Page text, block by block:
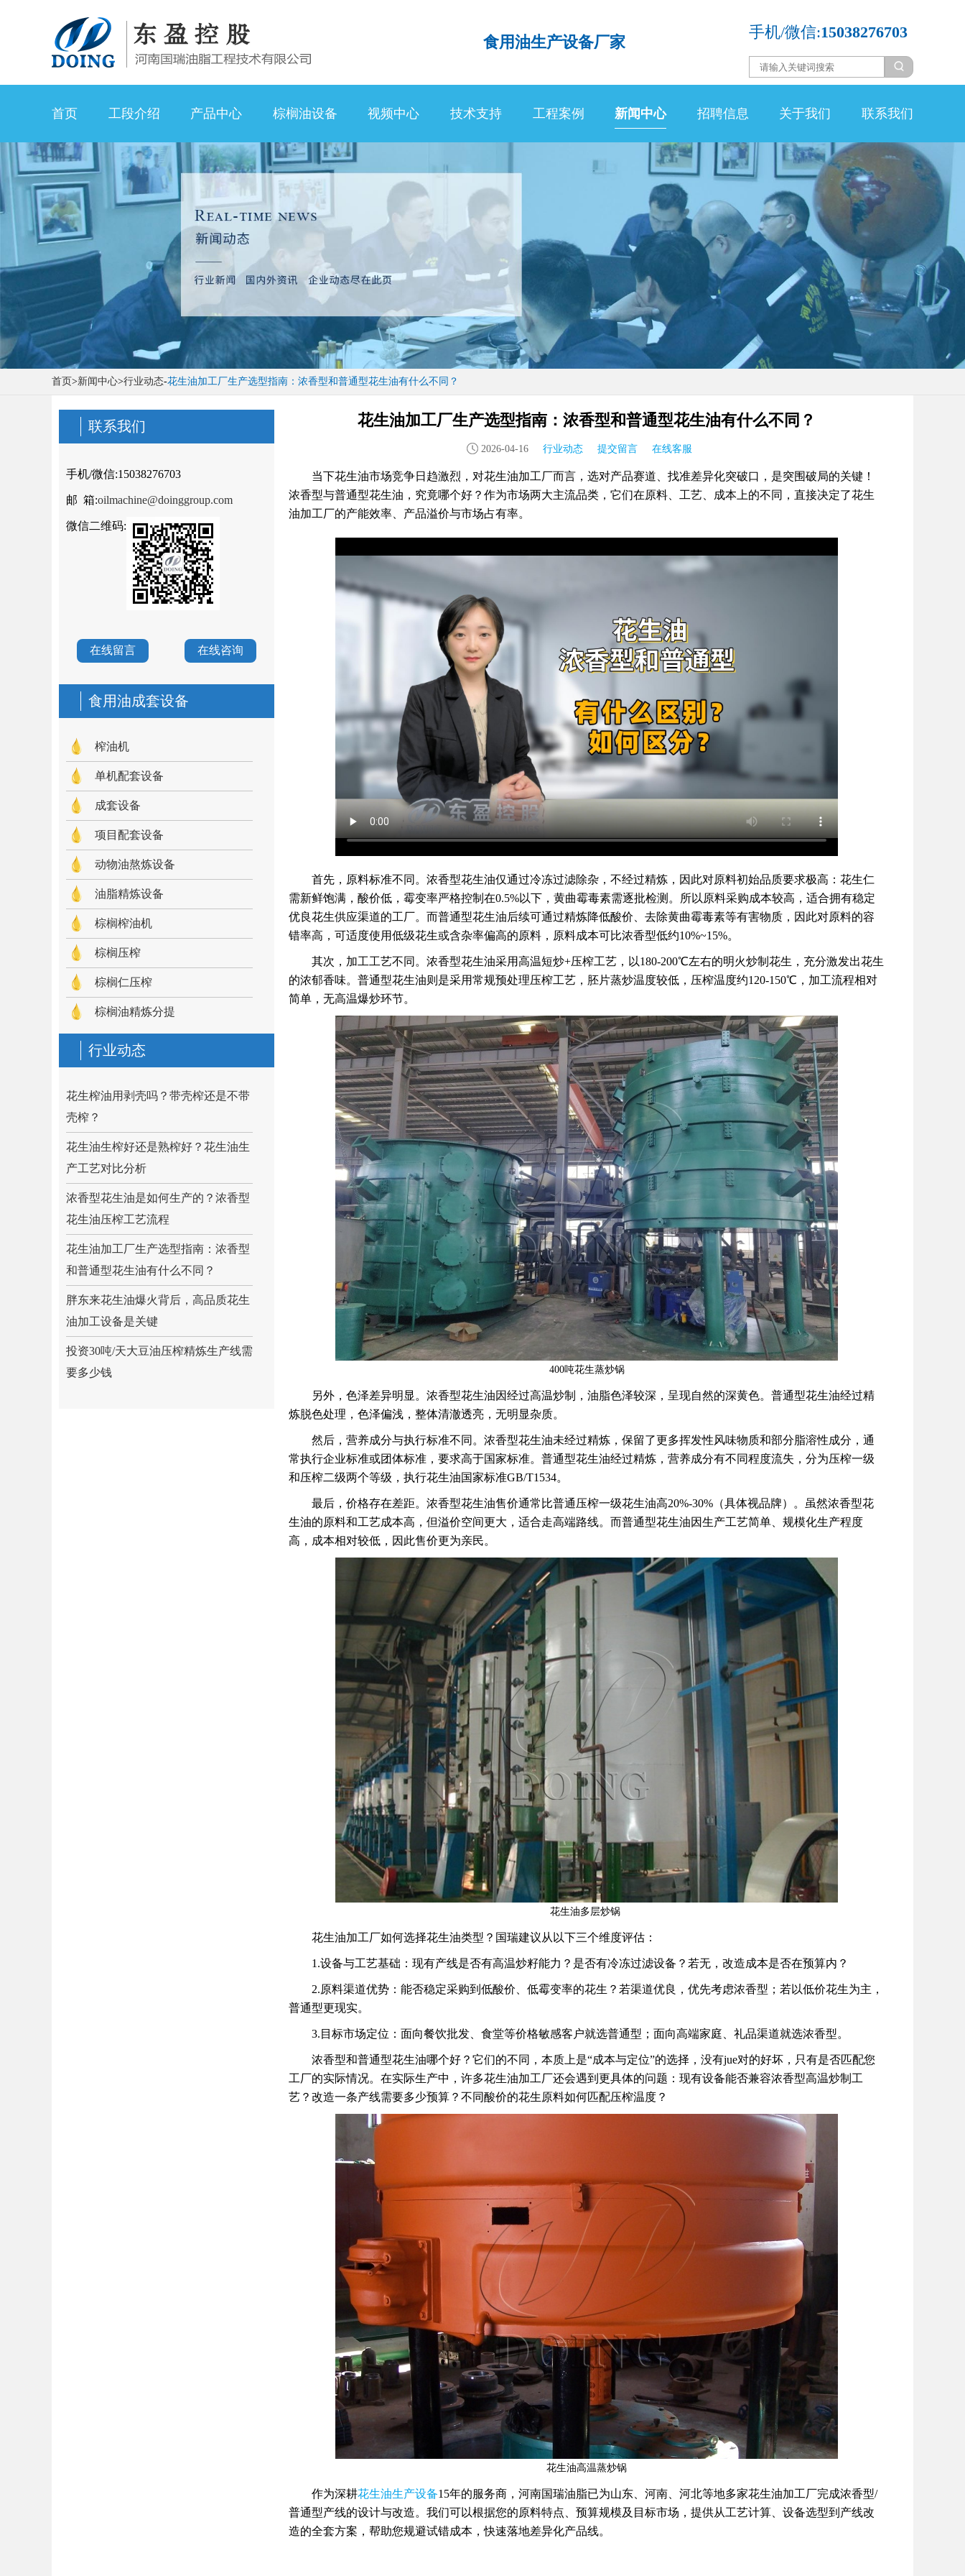
食用油生产设备厂家
手机/微信:15038276703
首页 工段介绍 产品中心 棕榈油设备 视频中心 技术支持 工程案例 新闻中心 招聘信息 关于我们 联系我们
首页>新闻中心>行业动态-花生油加工厂生产选型指南：浓香型和普通型花生油有什么不同？
联系我们
手机/微信:15038276703
邮 箱:oilmachine@doinggroup.com
微信二维码:
在线留言 在线咨询
食用油成套设备
榨油机
单机配套设备
成套设备
项目配套设备
动物油熬炼设备
油脂精炼设备
棕榈榨油机
棕榈压榨
棕榈仁压榨
棕榈油精炼分提
行业动态
花生榨油用剥壳吗？带壳榨还是不带
壳榨？
花生油生榨好还是熟榨好？花生油生
产工艺对比分析
浓香型花生油是如何生产的？浓香型
花生油压榨工艺流程
花生油加工厂生产选型指南：浓香型
和普通型花生油有什么不同？
胖东来花生油爆火背后，高品质花生
油加工设备是关键
投资30吨/天大豆油压榨精炼生产线需
要多少钱
花生油加工厂生产选型指南：浓香型和普通型花生油有什么不同？
2026-04-16 行业动态 提交留言 在线客服
当下花生油市场竞争日趋激烈，对花生油加工厂而言，选对产品赛道、找准差异化突破口，是突围破局的关键！
浓香型与普通型花生油，究竟哪个好？作为市场两大主流品类，它们在原料、工艺、成本上的不同，直接决定了花生
油加工厂的产能效率、产品溢价与市场占有率。
首先，原料标准不同。浓香型花生油仅通过冷冻过滤除杂，不经过精炼，因此对原料初始品质要求极高：花生仁
需新鲜饱满，酸价低，霉变率严格控制在0.5%以下，黄曲霉毒素需逐批检测。所以原料采购成本较高，适合拥有稳定
优良花生供应渠道的工厂。而普通型花生油后续可通过精炼降低酸价、去除黄曲霉毒素等有害物质，因此对原料的容
错率高，可适度使用低级花生或含杂率偏高的原料，原料成本可比浓香型低约10%~15%。
其次，加工工艺不同。浓香型花生油采用高温短炒+压榨工艺，以180-200℃左右的明火炒制花生，充分激发出花生
的浓郁香味。普通型花生油则是采用常规预处理压榨工艺，胚片蒸炒温度较低，压榨温度约120-150℃，加工流程相对
简单，无高温爆炒环节。
400吨花生蒸炒锅
另外，色泽差异明显。浓香型花生油因经过高温炒制，油脂色泽较深，呈现自然的深黄色。普通型花生油经过精
炼脱色处理，色泽偏浅，整体清澈透亮，无明显杂质。
然后，营养成分与执行标准不同。浓香型花生油未经过精炼，保留了更多挥发性风味物质和部分脂溶性成分，通
常执行企业标准或团体标准，要求高于国家标准。普通型花生油经过精炼，营养成分有不同程度流失，分为压榨一级
和压榨二级两个等级，执行花生油国家标准GB/T1534。
最后，价格存在差距。浓香型花生油售价通常比普通压榨一级花生油高20%-30%（具体视品牌）。虽然浓香型花
生油的原料和工艺成本高，但溢价空间更大，适合走高端路线。而普通型花生油因生产工艺简单、规模化生产程度
高，成本相对较低，因此售价更为亲民。
花生油多层炒锅
花生油加工厂如何选择花生油类型？国瑞建议从以下三个维度评估：
1.设备与工艺基础：现有产线是否有高温炒籽能力？是否有冷冻过滤设备？若无，改造成本是否在预算内？
2.原料渠道优势：能否稳定采购到低酸价、低霉变率的花生？若渠道优良，优先考虑浓香型；若以低价花生为主，
普通型更现实。
3.目标市场定位：面向餐饮批发、食堂等价格敏感客户就选普通型；面向高端家庭、礼品渠道就选浓香型。
浓香型和普通型花生油哪个好？它们的不同，本质上是“成本与定位”的选择，没有jue对的好坏，只有是否匹配您
工厂的实际情况。在实际生产中，许多花生油加工厂还会遇到更具体的问题：现有设备能否兼容浓香型高温炒制工
艺？改造一条产线需要多少预算？不同酸价的花生原料如何匹配压榨温度？
花生油高温蒸炒锅
作为深耕花生油生产设备15年的服务商，河南国瑞油脂已为山东、河南、河北等地多家花生油加工厂完成浓香型/
普通型产线的设计与改造。我们可以根据您的原料特点、预算规模及目标市场，提供从工艺计算、设备选型到产线改
造的全套方案，帮助您规避试错成本，快速落地差异化产品线。